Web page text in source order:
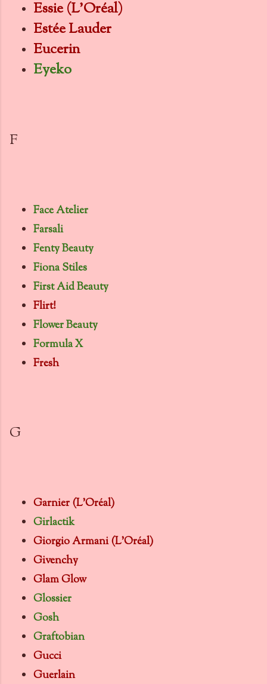
Essie (L'Oréal)
Estée Lauder
Eucerin
Eyeko
F
Face Atelier
Farsali
Fenty Beauty
Fiona Stiles
First Aid Beauty
Flirt!
Flower Beauty
Formula X
Fresh
G
Garnier (L'Oréal)
Girlactik
Giorgio Armani (L'Oréal)
Givenchy
Glam Glow
Glossier
Gosh
Graftobian
Gucci
Guerlain